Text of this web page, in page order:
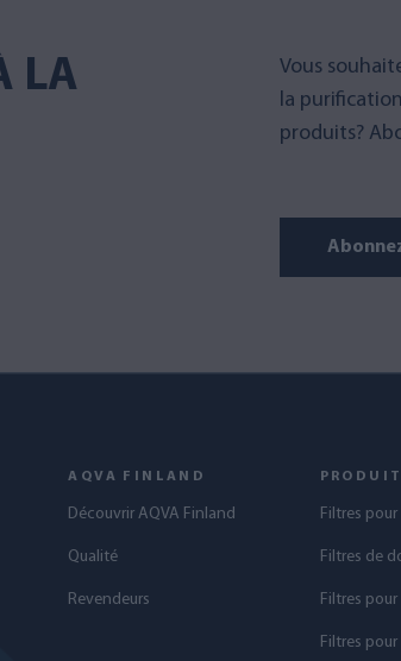
LA
Vous
la
produits?
AQVA FINLAND
Découvrir AQVA Finland
Qualité
Revendeurs
Filtres
Filtres de
Filtres
Filtres pour